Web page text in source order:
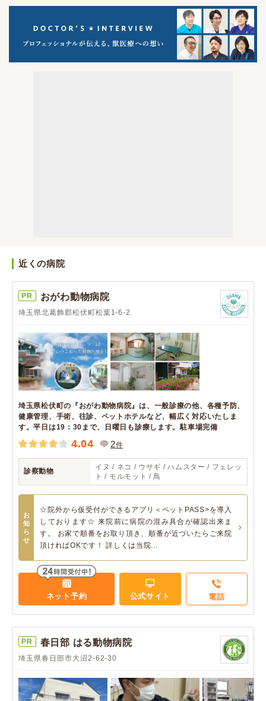
近くの病院
PR おがわ動物病院
埼玉県北葛飾郡松伏町松葉1-6-2
埼玉県松伏町の『おがわ動物病院』は、一般診療の他、各種予防、
健康管理、手術、往診、ペットホテルなど、幅広く対応いたしま
す。平日は19：30まで、日曜日も診療します。駐車場完備
4.04 2件
診察動物
イヌ / ネコ / ウサギ / ハムスター / フェレッ
ト / モルモット / 鳥
お
知
ら
せ
☆院外から仮受付ができるアプリ＜ペットPASS>を導入
しております☆ 来院前に病院の混み具合が確認出来ま
す。 お家で順番をお取り頂き、順番が近づいたらご来院
頂ければOKです！ 詳しくは当院...
ネット予約 公式サイト 電話
PR 春日部 はる動物病院
埼玉県春日部市大沼2-62-30